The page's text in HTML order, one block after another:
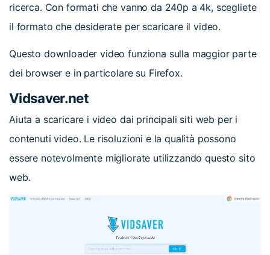
ricerca. Con formati che vanno da 240p a 4k, scegliete
il formato che desiderate per scaricare il video.
Questo downloader video funziona sulla maggior parte
dei browser e in particolare su Firefox.
Vidsaver.net
Aiuta a scaricare i video dai principali siti web per i
contenuti video. Le risoluzioni e la qualità possono
essere notevolmente migliorate utilizzando questo sito
web.